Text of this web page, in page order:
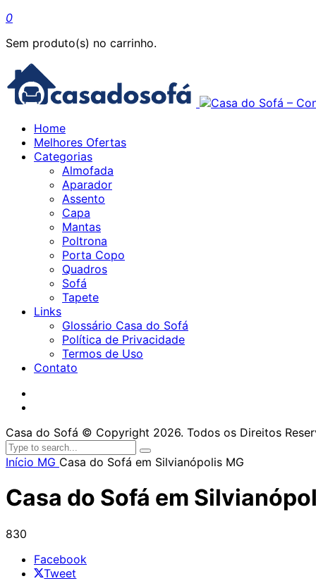
0
Sem produto(s) no carrinho.
Home
Melhores Ofertas
Categorias
Almofada
Aparador
Assento
Capa
Mantas
Poltrona
Porta Copo
Quadros
Sofá
Tapete
Links
Glossário Casa do Sofá
Política de Privacidade
Termos de Uso
Contato
Casa do Sofá © Copyright 2026. Todos os Direitos
Início MG Casa do Sofá em Silvianópolis MG
Casa do Sofá em
830
Facebook
Tweet